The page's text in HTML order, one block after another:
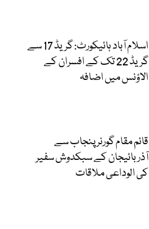
اسلام آباد ہائیکورٹ: گریڈ 17 سے
گریڈ 22 تک کے افسران کے
الاؤنس میں اضافہ
قائم مقام گورنر پنجاب سے
آذربائیجان کے سبکدوش سفیر
کی الوداعی ملاقات